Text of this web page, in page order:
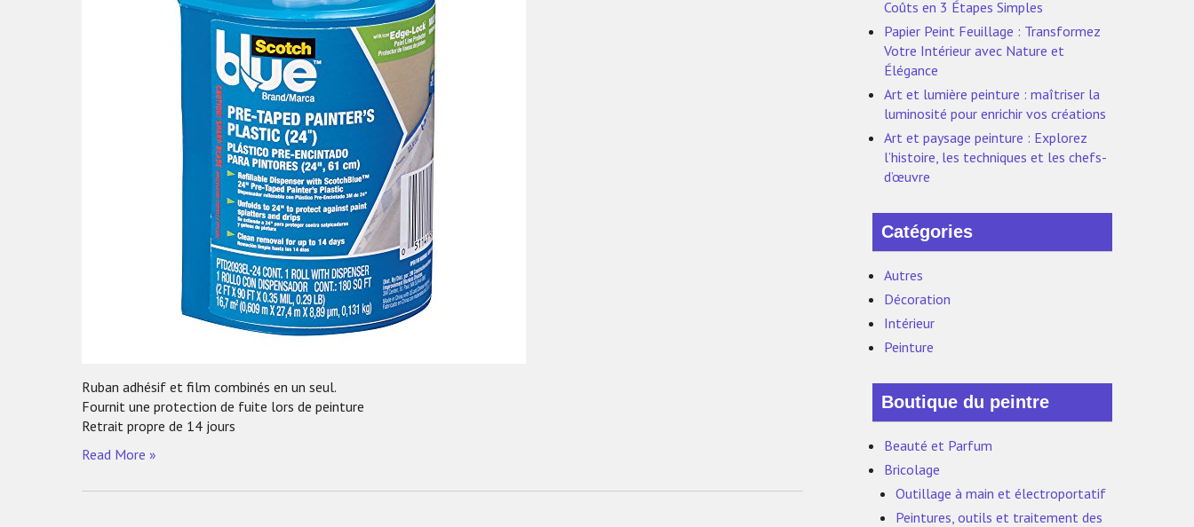
Ruban adhésif et film combinés en un seul.
Fournit une protection de fuite lors de peinture
Retrait propre de 14 jours
Read More »
Coûts en 3 Étapes Simples
Papier Peint Feuillage : Transformez
Votre Intérieur avec Nature et
Élégance
Art et lumière peinture : maîtriser la
luminosité pour enrichir vos créations
Art et paysage peinture : Explorez
l’histoire, les techniques et les chefs-
d’œuvre
Catégories
Autres
Décoration
Intérieur
Peinture
Boutique du peintre
Beauté et Parfum
Bricolage
Outillage à main et électroportatif
Peintures, outils et traitement des